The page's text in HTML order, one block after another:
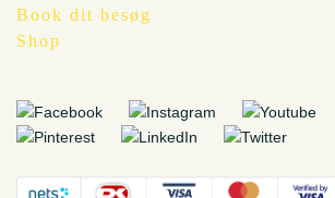
Book dit besøg
Shop